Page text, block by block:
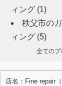
ィング (1)
秩父市の
ィング (5)
全てのブ
店名：Fine repair